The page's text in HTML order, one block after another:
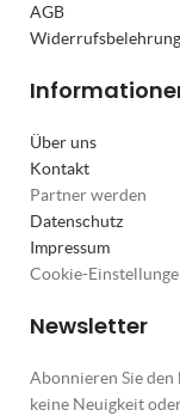
AGB
Widerrufsbelehrung
Über uns
Kontakt
Partner werden
Datenschutz
Impressum
Cookie-
Newsletter
Abonnieren Sie den
keine Neuigkeit